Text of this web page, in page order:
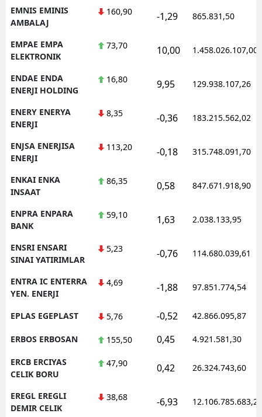
EMNIS EMINIS
AMBALAJ
160,90 -1,29 865.831,50
EMPAE EMPA
ELEKTRONIK
73,70 10,00 1.458.026.107,00
ENDAE ENDA
ENERJI HOLDING
16,80 9,95 129.938.107,26
ENERY ENERYA
ENERJI
8,35 -0,36 183.215.562,02
ENJSA ENERJISA
ENERJI
113,20 -0,18 315.748.091,70
ENKAI ENKA
INSAAT
86,35 0,58 847.671.918,90
ENPRA ENPARA
BANK
59,10 1,63 2.038.133,95
ENSRI ENSARI
SINAI YATIRIMLAR
5,23 -0,76 114.680.039,61
ENTRA IC ENTERRA
YEN. ENERJI
4,69 -1,88 97.851.774,54
EPLAS EGEPLAST 5,76 -0,52 42.866.095,87
ERBOS ERBOSAN 155,50 0,45 4.921.581,30
ERCB ERCIYAS
CELIK BORU
47,90 0,42 26.324.743,60
EREGL EREGLI
DEMIR CELIK
38,68 -6,93 12.106.785.683,20